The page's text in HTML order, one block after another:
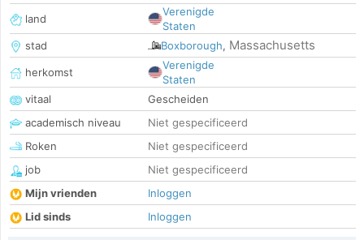
land
Verenigde
Staten
stad
Boxborough, Massachusetts
herkomst
Verenigde
Staten
vitaal
Gescheiden
academisch niveau
Niet gespecificeerd
Roken
Niet gespecificeerd
job
Niet gespecificeerd
Mijn vrienden
Inloggen
Lid sinds
Inloggen